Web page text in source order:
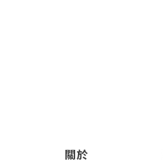
關於